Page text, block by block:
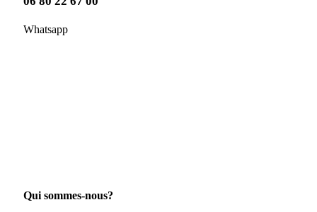
Whatsapp
Qui sommes-nous?